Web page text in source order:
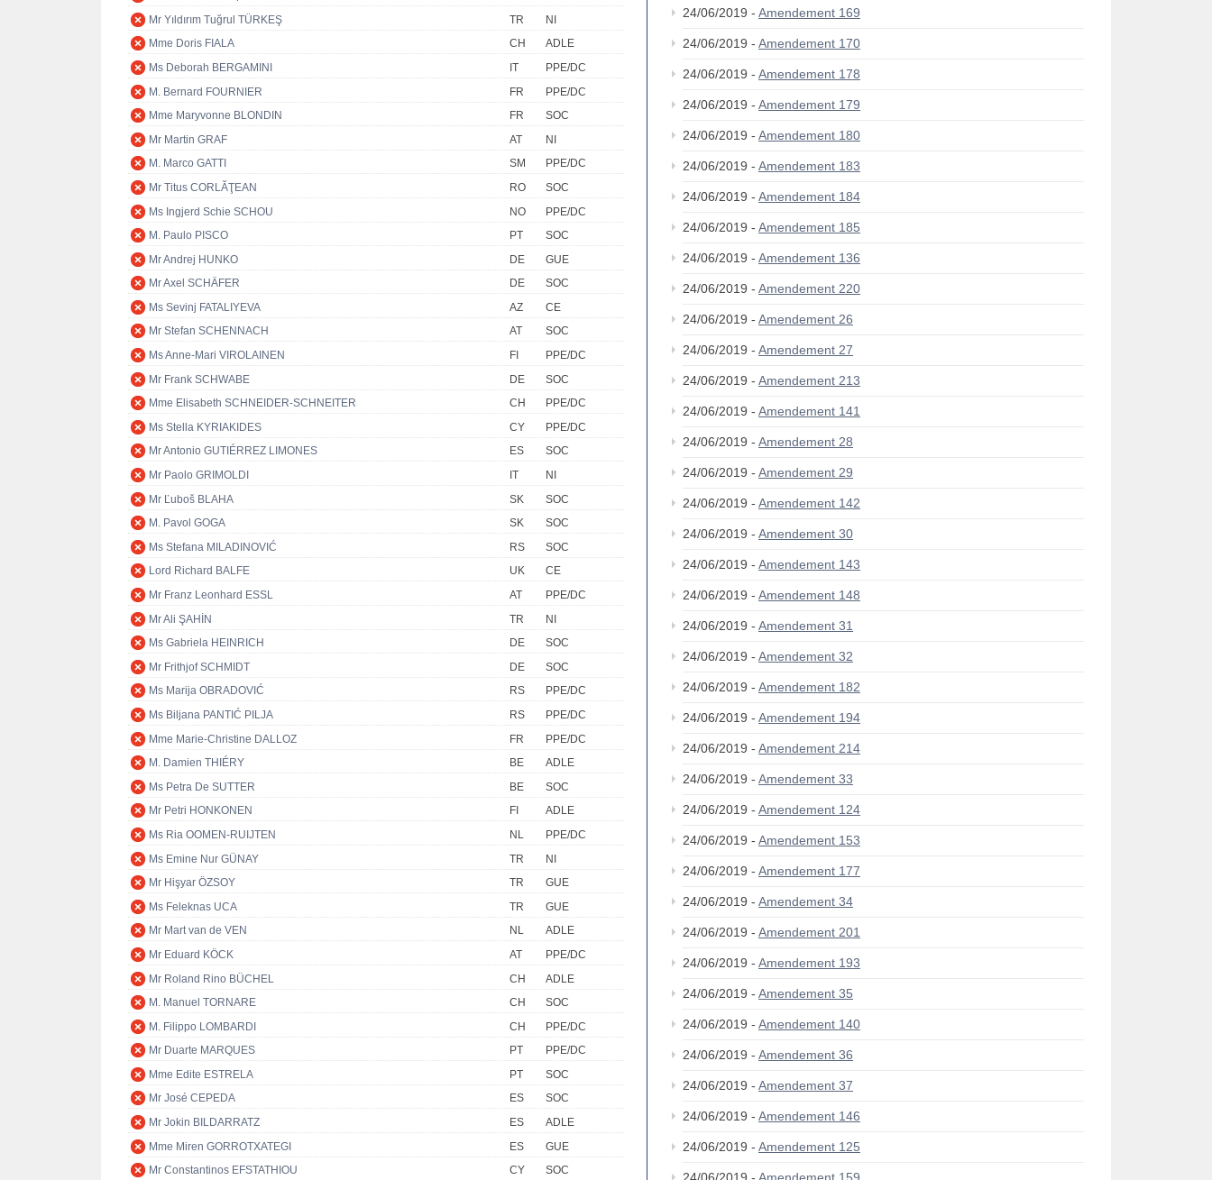
Mr Yıldırım Tuğrul TÜRKEŞ
TR
NI
Mme Doris FIALA
CH
ADLE
Ms Deborah BERGAMINI
IT
PPE/DC
M. Bernard FOURNIER
FR
PPE/DC
Mme Maryvonne BLONDIN
FR
SOC
Mr Martin GRAF
AT
NI
M. Marco GATTI
SM
PPE/DC
Mr Titus CORLĂŢEAN
RO
SOC
Ms Ingjerd Schie SCHOU
NO
PPE/DC
M. Paulo PISCO
PT
SOC
Mr Andrej HUNKO
DE
GUE
Mr Axel SCHÄFER
DE
SOC
Ms Sevinj FATALIYEVA
AZ
CE
Mr Stefan SCHENNACH
AT
SOC
Ms Anne-Mari VIROLAINEN
FI
PPE/DC
Mr Frank SCHWABE
DE
SOC
Mme Elisabeth SCHNEIDER-SCHNEITER
CH
PPE/DC
Ms Stella KYRIAKIDES
CY
PPE/DC
Mr Antonio GUTIÉRREZ LIMONES
ES
SOC
Mr Paolo GRIMOLDI
IT
NI
Mr Ľuboš BLAHA
SK
SOC
M. Pavol GOGA
SK
SOC
Ms Stefana MILADINOVIĆ
RS
SOC
Lord Richard BALFE
UK
CE
Mr Franz Leonhard ESSL
AT
PPE/DC
Mr Ali ŞAHİN
TR
NI
Ms Gabriela HEINRICH
DE
SOC
Mr Frithjof SCHMIDT
DE
SOC
Ms Marija OBRADOVIĆ
RS
PPE/DC
Ms Biljana PANTIĆ PILJA
RS
PPE/DC
Mme Marie-Christine DALLOZ
FR
PPE/DC
M. Damien THIÉRY
BE
ADLE
Ms Petra De SUTTER
BE
SOC
Mr Petri HONKONEN
FI
ADLE
Ms Ria OOMEN-RUIJTEN
NL
PPE/DC
Ms Emine Nur GÜNAY
TR
NI
Mr Hişyar ÖZSOY
TR
GUE
Ms Feleknas UCA
TR
GUE
Mr Mart van de VEN
NL
ADLE
Mr Eduard KÖCK
AT
PPE/DC
Mr Roland Rino BÜCHEL
CH
ADLE
M. Manuel TORNARE
CH
SOC
M. Filippo LOMBARDI
CH
PPE/DC
Mr Duarte MARQUES
PT
PPE/DC
Mme Edite ESTRELA
PT
SOC
Mr José CEPEDA
ES
SOC
Mr Jokin BILDARRATZ
ES
ADLE
Mme Miren GORROTXATEGI
ES
GUE
Mr Constantinos EFSTATHIOU
CY SOC
24/06/2019 - Amendement 169
24/06/2019 - Amendement 170
24/06/2019 - Amendement 178
24/06/2019 - Amendement 179
24/06/2019 - Amendement 180
24/06/2019 - Amendement 183
24/06/2019 - Amendement 184
24/06/2019 - Amendement 185
24/06/2019 - Amendement 136
24/06/2019 - Amendement 220
24/06/2019 - Amendement 26
24/06/2019 - Amendement 27
24/06/2019 - Amendement 213
24/06/2019 - Amendement 141
24/06/2019 - Amendement 28
24/06/2019 - Amendement 29
24/06/2019 - Amendement 142
24/06/2019 - Amendement 30
24/06/2019 - Amendement 143
24/06/2019 - Amendement 148
24/06/2019 - Amendement 31
24/06/2019 - Amendement 32
24/06/2019 - Amendement 182
24/06/2019 - Amendement 194
24/06/2019 - Amendement 214
24/06/2019 - Amendement 33
24/06/2019 - Amendement 124
24/06/2019 - Amendement 153
24/06/2019 - Amendement 177
24/06/2019 - Amendement 34
24/06/2019 - Amendement 201
24/06/2019 - Amendement 193
24/06/2019 - Amendement 35
24/06/2019 - Amendement 140
24/06/2019 - Amendement 36
24/06/2019 - Amendement 37
24/06/2019 - Amendement 146
24/06/2019 - Amendement 125